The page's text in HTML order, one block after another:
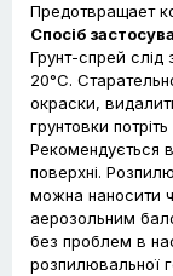
Предотвращает
Спосіб
Грунт-спрей слід
20°С.
окраски,
грунтовки
Рекомендується
поверхні.
можна наносити
аерозольним
без проблем в
розпилювальної